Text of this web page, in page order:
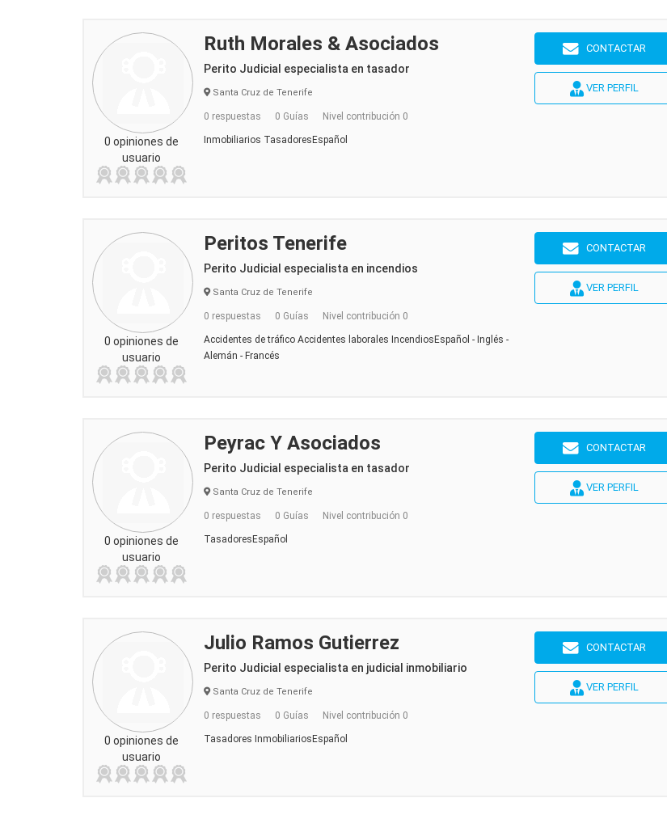
0 opiniones de
usuario
Ruth Morales & Asociados
Perito Judicial especialista en tasador
Santa Cruz de Tenerife
0 respuestas 0 Guías Nivel contribución 0
Inmobiliarios TasadoresEspañol
CONTACTAR
VER PERFIL
0 opiniones de
usuario
Peritos Tenerife
Perito Judicial especialista en incendios
Santa Cruz de Tenerife
0 respuestas 0 Guías Nivel contribución 0
Accidentes de tráfico Accidentes laborales IncendiosEspañol - Inglés -
Alemán - Francés
CONTACTAR
VER PERFIL
0 opiniones de
usuario
Peyrac Y Asociados
Perito Judicial especialista en tasador
Santa Cruz de Tenerife
0 respuestas 0 Guías Nivel contribución 0
TasadoresEspañol
CONTACTAR
VER PERFIL
0 opiniones de
usuario
Julio Ramos Gutierrez
Perito Judicial especialista en judicial inmobiliario
Santa Cruz de Tenerife
0 respuestas 0 Guías Nivel contribución 0
Tasadores InmobiliariosEspañol
CONTACTAR
VER PERFIL